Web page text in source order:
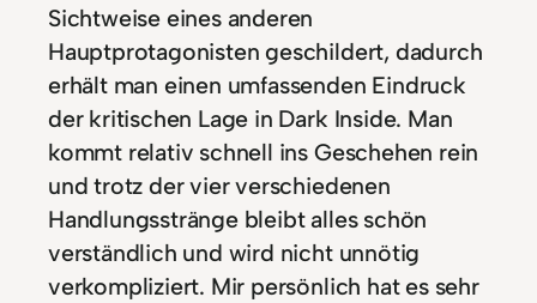
Sichtweise eines anderen
Hauptprotagonisten geschildert, dadurch
erhält man einen umfassenden Eindruck
der kritischen Lage in Dark Inside. Man
kommt relativ schnell ins Geschehen rein
und trotz der vier verschiedenen
Handlungsstränge bleibt alles schön
verständlich und wird nicht unnötig
verkompliziert. Mir persönlich hat es sehr